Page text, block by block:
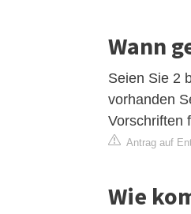
Wann
Seien Sie 2
vorhanden
Vorschriften
Antrag auf
Wie